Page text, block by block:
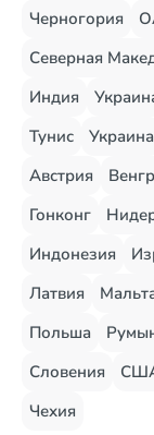
Черногория
Северная
Индия
Тунис
Украина
Австрия
Гонконг
Индонезия
Латвия
Польша
Словения
Чехия